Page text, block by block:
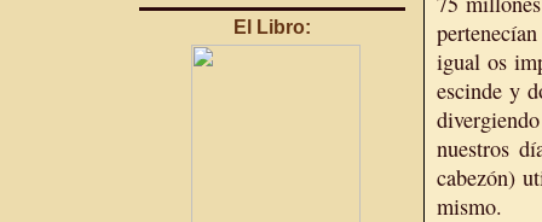
El Libro:
igual os
escinde y
nuestros
cabezón)
mismo.